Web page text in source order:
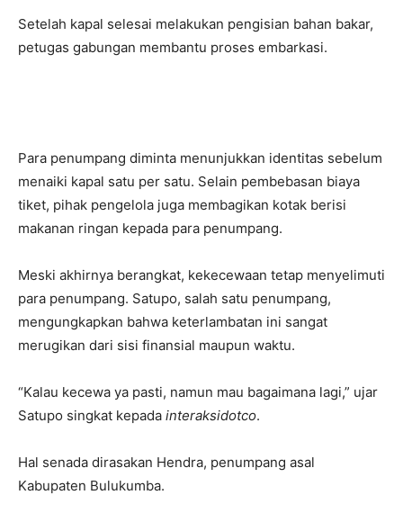
Setelah kapal selesai melakukan pengisian bahan bakar,
petugas gabungan membantu proses embarkasi.
Para penumpang diminta menunjukkan identitas sebelum
menaiki kapal satu per satu. Selain pembebasan biaya
tiket, pihak pengelola juga membagikan kotak berisi
makanan ringan kepada para penumpang.
Meski akhirnya berangkat, kekecewaan tetap menyelimuti
para penumpang. Satupo, salah satu penumpang,
mengungkapkan bahwa keterlambatan ini sangat
merugikan dari sisi finansial maupun waktu.
“Kalau kecewa ya pasti, namun mau bagaimana lagi,” ujar
Satupo singkat kepada interaksidotco.
Hal senada dirasakan Hendra, penumpang asal
Kabupaten Bulukumba.